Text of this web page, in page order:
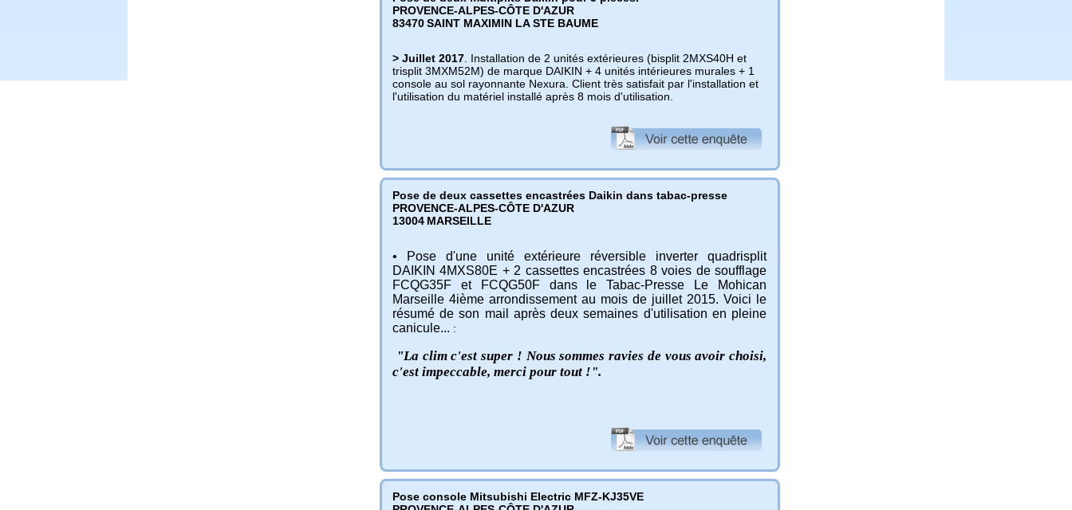
PROVENCE-ALPES-CÔTE D'AZUR
83470SAINT MAXIMIN LA STE BAUME
> Juillet 2017 . Installation de 2 unités extérieures (bisplit 2MXS40H et
trisplit 3MXM52M) de marque DAIKIN + 4 unités intérieures murales + 1
console au sol rayonnante Nexura. Client très satisfait par l'installation et
l'utilisation du matériel installé après 8 mois d'utilisation.
Pose de deux cassettes encastrées Daikin dans tabac-presse
PROVENCE-ALPES-CÔTE D'AZUR
13004 MARSEILLE
• Pose d'une unité extérieure réversible inverter quadrisplit
DAIKIN 4MXS80E + 2 cassettes encastrées 8 voies de soufflage
FCQG35F et FCQG50F dans le Tabac-Presse Le Mohican
Marseille 4ième arrondissement au mois de juillet 2015. Voici le
résumé de son mail après deux semaines d'utilisation en pleine
canicule... :
"La clim c'est super ! Nous sommes ravies de vous avoir choisi,
c'est impeccable, merci pour tout !".
Pose console Mitsubishi Electric MFZ-KJ35VE